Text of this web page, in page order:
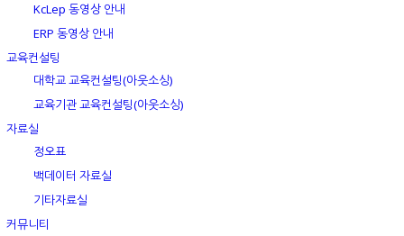
KcLep 동영상 안내
ERP 동영상 안내
교육컨설팅
대학교 교육컨설팅(아웃소싱)
교육기관 교육컨설팅(아웃소싱)
자료실
정오표
백데이터 자료실
기타자료실
커뮤니티